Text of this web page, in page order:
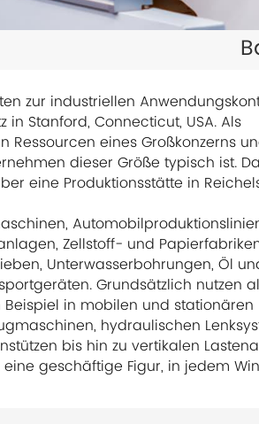
zur industriellen
Stanford, Connecticut, USA. Als
eines Großkonzerns
dieser Größe typisch ist.
eine Produktionsstätte in
Zellstoff- und
Unterwasserbohrungen, Öl
Grundsätzlich nutzen
in mobilen und stationären
hydraulischen
bis hin zu vertikalen
geschäftige Figur, in jedem